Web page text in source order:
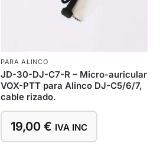
PARA ALINCO
JD-30-DJ-C7-R – Micro-auricular
VOX-PTT para Alinco DJ-C5/6/7,
cable rizado.
19,00 € IVA INC